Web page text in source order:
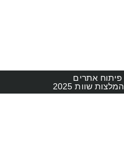
אתרים
שוות 2025